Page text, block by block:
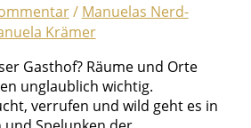
/ Manuelas Nerd-
Krämer
Gasthof? Räume und Orte
unglaublich wichtig.
verrufen und wild geht es in